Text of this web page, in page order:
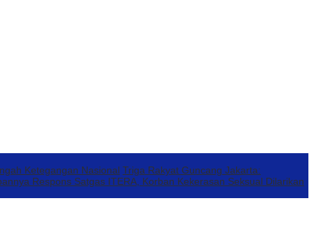
Ketegangan Nasional Triga Rakyat Guncang Jakarta:
Respons Satgas ITERA, Korban Kekerasan Seksual Dilarikan